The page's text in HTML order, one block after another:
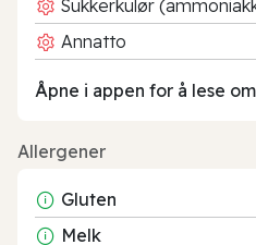
Sukkerkulør
Annatto
Åpne i appen for å lese
Allergener
Gluten
Melk